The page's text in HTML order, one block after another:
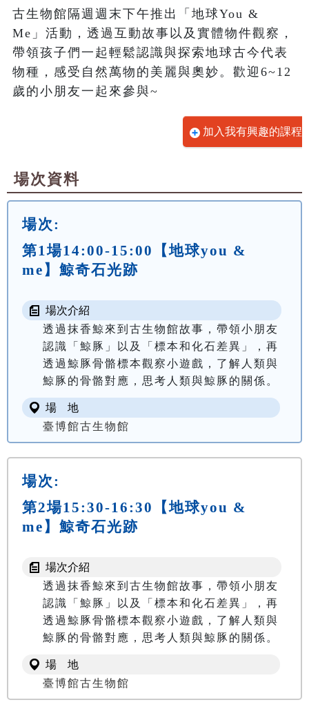
古生物館隔週週末下午推出「地球You &
Me」活動，透過互動故事以及實體物件觀察，
帶領孩子們一起輕鬆認識與探索地球古今代表
物種，感受自然萬物的美麗與奧妙。歡迎6~12
歲的小朋友一起來參與~
加入我有興趣的課程
場次資料
場次:
第1場14:00-15:00【地球you &
me】鯨奇石光跡
場次介紹
透過抹香鯨來到古生物館故事，帶領小朋友
認識「鯨豚」以及「標本和化石差異」，再
透過鯨豚骨骼標本觀察小遊戲，了解人類與
場 地
臺博館古生物館
場次:
第2場15:30-16:30【地球you &
me】鯨奇石光跡
場次介紹
透過抹香鯨來到古生物館故事，帶領小朋友
認識「鯨豚」以及「標本和化石差異」，再
透過鯨豚骨骼標本觀察小遊戲，了解人類與
場 地
臺博館古生物館